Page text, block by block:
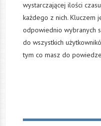
wystarczającej ilości
każdego z nich. Kluczem
odpowiednio wybranych
do wszystkich
tym co masz do